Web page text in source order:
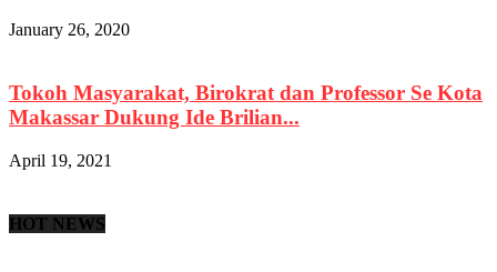
January 26, 2020
Tokoh Masyarakat, Birokrat dan Professor Se Kota
Makassar Dukung Ide Brilian...
April 19, 2021
HOT NEWS